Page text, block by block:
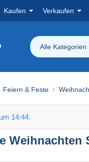
Kaufen Verkaufen
Alle Kategorien
Feiern & Feste
14:44.